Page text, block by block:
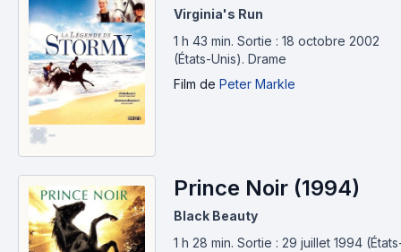
-
Virginia's Run
1 h 43 min. Sortie : 18 octobre 2002
(États-Unis). Drame
Film de Peter Markle
Prince Noir (1994)
Black Beauty
1 h 28 min. Sortie : 29 juillet 1994